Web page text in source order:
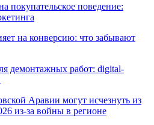
покупательское поведение:
на конверсию: что забывают
демонтажных работ: digital-
Аравии могут исчезнуть из
из-за войны в регионе